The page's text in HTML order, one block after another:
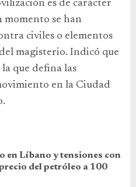
es de carácter
momento se han
civiles o elementos
magisterio. Indicó que
la que defina las
en la Ciudad
en Líbano y tensiones con
del petróleo a 100